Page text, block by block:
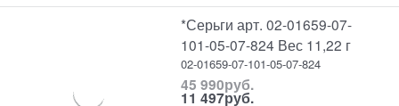
*Серьги арт. 02-01659-07-
101-05-07-824 Вес 11,22 г
02-01659-07-101-05-07-824
45 990руб.
11 497руб.